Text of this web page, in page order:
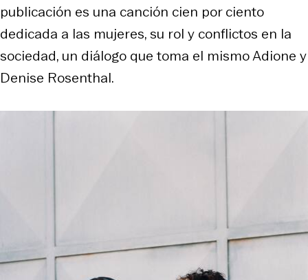
publicación es una canción cien por ciento
dedicada a las mujeres, su rol y conflictos en la
sociedad, un diálogo que toma el mismo Adione y
Denise Rosenthal.